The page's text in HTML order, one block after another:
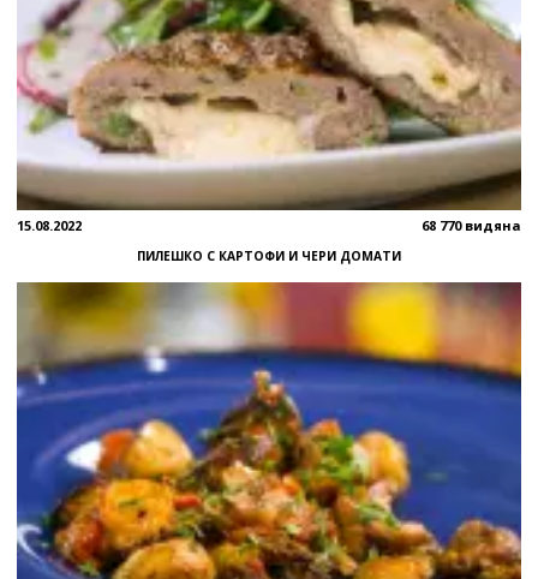
15.08.2022 68 770 видяна
ПИЛЕШКО С КАРТОФИ И ЧЕРИ ДОМАТИ